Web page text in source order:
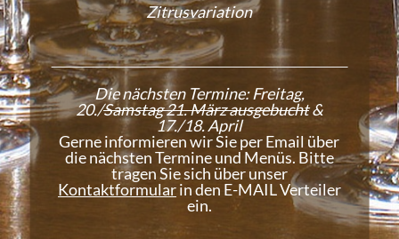
Zitrusvariation
Die nächsten Termine: Freitag,
20./Samstag 21. März ausgebucht&
17./18. April
Gerne informieren wir Sie per Email über
die nächsten Termine und Menüs. Bitte
tragen Sie sich über unser
Kontaktformularin den E-MAIL Verteiler
ein.